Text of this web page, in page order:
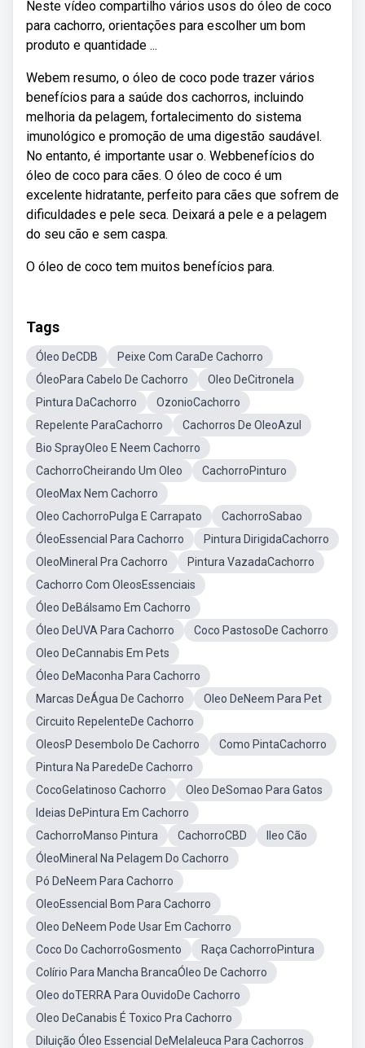
Neste vídeo compartilho vários usos do óleo de coco
para cachorro, orientações para escolher um bom
produto e quantidade ...
Webem resumo, o óleo de coco pode trazer vários
benefícios para a saúde dos cachorros, incluindo
melhoria da pelagem, fortalecimento do sistema
imunológico e promoção de uma digestão saudável.
No entanto, é importante usar o. Webbenefícios do
óleo de coco para cães. O óleo de coco é um
excelente hidratante, perfeito para cães que sofrem de
dificuldades e pele seca. Deixará a pele e a pelagem
do seu cão e sem caspa.
O óleo de coco tem muitos benefícios para.
Tags
Óleo DeCDB
Peixe Com CaraDe Cachorro
ÓleoPara Cabelo De Cachorro
Oleo DeCitronela
Pintura DaCachorro
OzonioCachorro
Repelente ParaCachorro
Cachorros De OleoAzul
Bio SprayOleo E Neem Cachorro
CachorroCheirando Um Oleo
CachorroPinturo
OleoMax Nem Cachorro
Oleo CachorroPulga E Carrapato
CachorroSabao
ÓleoEssencial Para Cachorro
Pintura DirigidaCachorro
OleoMineral Pra Cachorro
Pintura VazadaCachorro
Cachorro Com OleosEssenciais
Óleo DeBálsamo Em Cachorro
Óleo DeUVA Para Cachorro
Coco PastosoDe Cachorro
Oleo DeCannabis Em Pets
Óleo DeMaconha Para Cachorro
Marcas DeÁgua De Cachorro
Oleo DeNeem Para Pet
Circuito RepelenteDe Cachorro
OleosP Desembolo De Cachorro
Como PintaCachorro
Pintura Na ParedeDe Cachorro
CocoGelatinoso Cachorro
Oleo DeSomao Para Gatos
Ideias DePintura Em Cachorro
CachorroManso Pintura
CachorroCBD
Ileo Cão
ÓleoMineral Na Pelagem Do Cachorro
Pó DeNeem Para Cachorro
OleoEssencial Bom Para Cachorro
Oleo DeNeem Pode Usar Em Cachorro
Coco Do CachorroGosmento
Raça CachorroPintura
Colírio Para Mancha BrancaÓleo De Cachorro
Oleo doTERRA Para OuvidoDe Cachorro
Oleo DeCanabis É Toxico Pra Cachorro
Diluição Óleo Essencial DeMelaleuca Para Cachorros